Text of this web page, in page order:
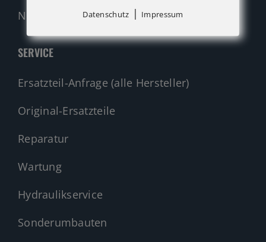
Nehmen Sie Kontakt auf!
SERVICE
Ersatzteil-Anfrage (alle Hersteller)
Original-Ersatzteile
Reparatur
Wartung
Hydraulikservice
Sonderumbauten
Datenschutz | Impressum